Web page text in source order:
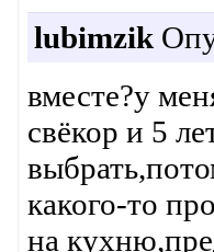
lubimzik
вместе?у
свёкор и 5
какого-то
на